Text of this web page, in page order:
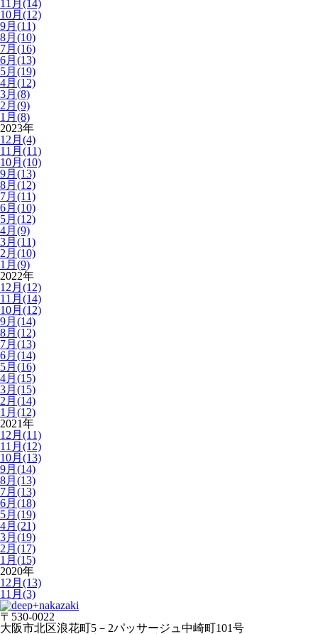
11月(14)
10月(12)
9月(11)
8月(10)
7月(16)
6月(13)
5月(19)
4月(12)
3月(8)
2月(9)
1月(8)
2023年
12月(4)
11月(11)
10月(10)
9月(13)
8月(12)
7月(11)
6月(10)
5月(12)
4月(9)
3月(11)
2月(10)
1月(9)
2022年
12月(12)
11月(14)
10月(12)
9月(14)
8月(12)
7月(13)
6月(14)
5月(16)
4月(15)
3月(15)
2月(14)
1月(12)
2021年
12月(11)
11月(12)
10月(13)
9月(14)
8月(13)
7月(13)
6月(18)
5月(19)
4月(21)
3月(19)
2月(17)
1月(15)
2020年
12月(13)
11月(3)
〒530-0022
大阪市北区浪花町5－2パッサージュ中崎町101号